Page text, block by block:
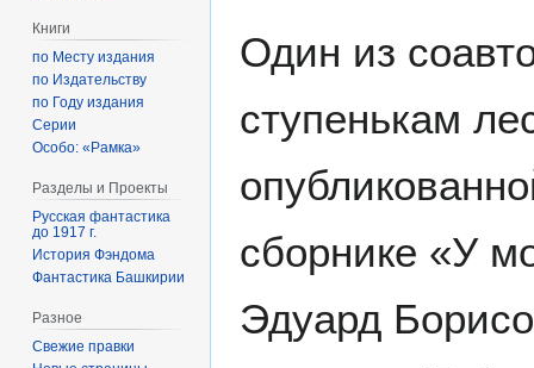
Один из
ступенькам
сборнике «У
Эдуард
Книги
по Месту издания
по Издательству
по Году издания
Серии
Особо: «Рамка»
Разделы и Проекты
Русская фантастика
до 1917 г.
История Фэндома
Фантастика Башкирии
Разное
Свежие правки